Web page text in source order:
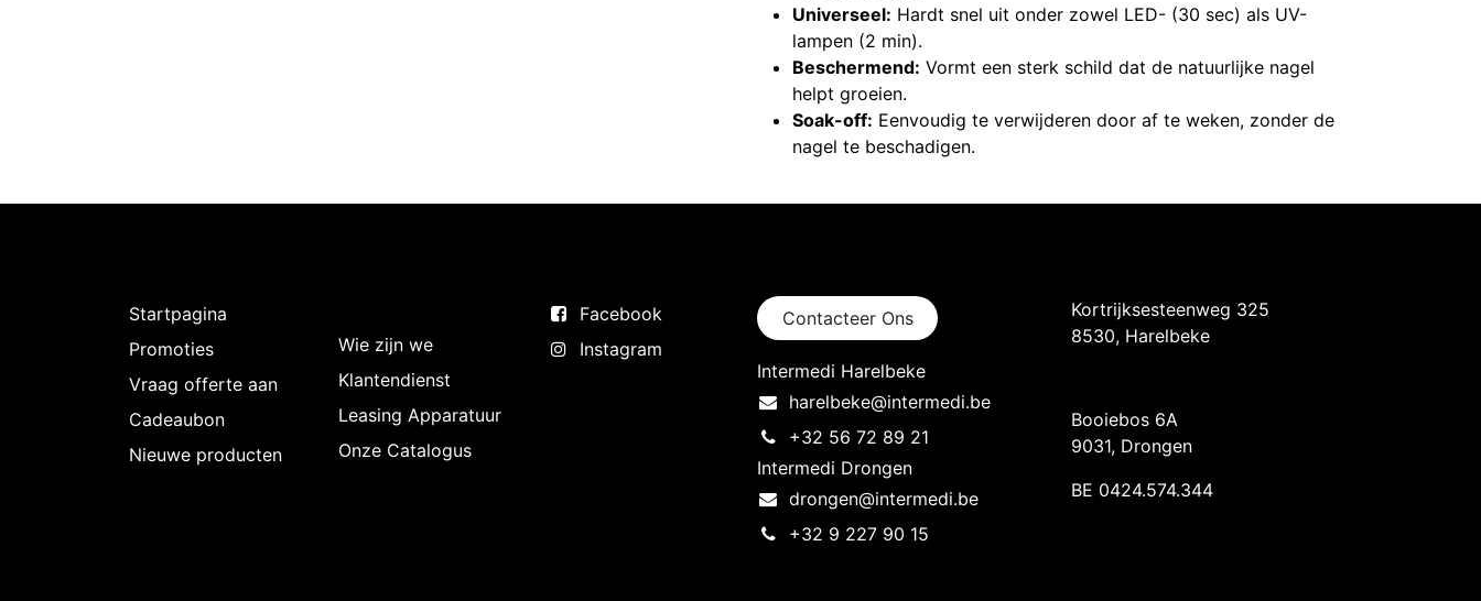
Universeel: Hardt snel uit onder zowel LED- (30 sec) als UV-
lampen (2 min).
Beschermend: Vormt een sterk schild dat de natuurlijke nagel
helpt groeien.
Soak-off: Eenvoudig te verwijderen door af te weken, zonder de
nagel te beschadigen.
Startpagina
Promoties
Vraag offerte aan
Cadeaubon
Nieuwe producten
Wie zijn we
Klantendienst
Leasing Apparatuur
Onze Catalogus
Facebook
Instagram
Contacteer Ons
Intermedi Harelbeke
harelbeke@intermedi.be
+32 56 72 89 21
Intermedi Drongen
drongen@intermedi.be
+32 9 227 90 15
Kortrijksesteenweg 325
8530, Harelbeke
Booiebos 6A
9031, Drongen
BE 0424.574.344